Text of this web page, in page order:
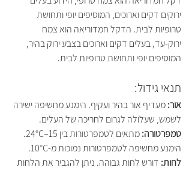
ירוקים דקים וארוכים, המוסיפים יופי ותחושת
טרופיות לבית. הדקל חמדוריאה הוא צמח
ירוק-עד, בעלים דקים וארוכים בצבע ירוק בהיר,
המוסיפים יופי ותחושת טרופיות לבית.
תנאי גידול:
אור: מעדיף אור בהיר ועקיף. הימנע מחשיפה ישירה
לשמש, שעלולה לגרום לחריכה של העלים.
טמפרטורה:
מתאים לטמפרטורות בין 15–24°C.
הימנע מחשיפה לטמפרטורות נמוכות מ-10°C.
לחות: דורש לחות גבוהה. ניתן להגביר את הלחות